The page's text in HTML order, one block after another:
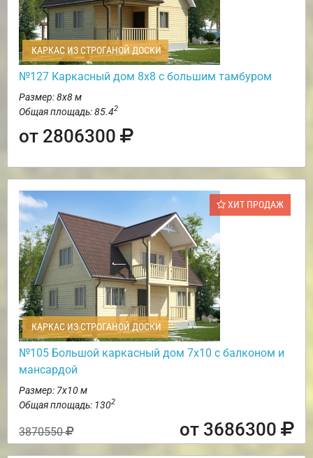
КАРКАС ИЗ СТРОГАНОЙ ДОСКИ
№127 Каркасный дом 8х8 с большим тамбуром
Размер: 8х8 м
Общая площадь: 85.42
от 2806300
ХИТ ПРОДАЖ
КАРКАС ИЗ СТРОГАНОЙ ДОСКИ
№105 Большой каркасный дом 7х10 с балконом и
мансардой
Размер: 7х10 м
Общая площадь: 1302
3870550 от 3686300